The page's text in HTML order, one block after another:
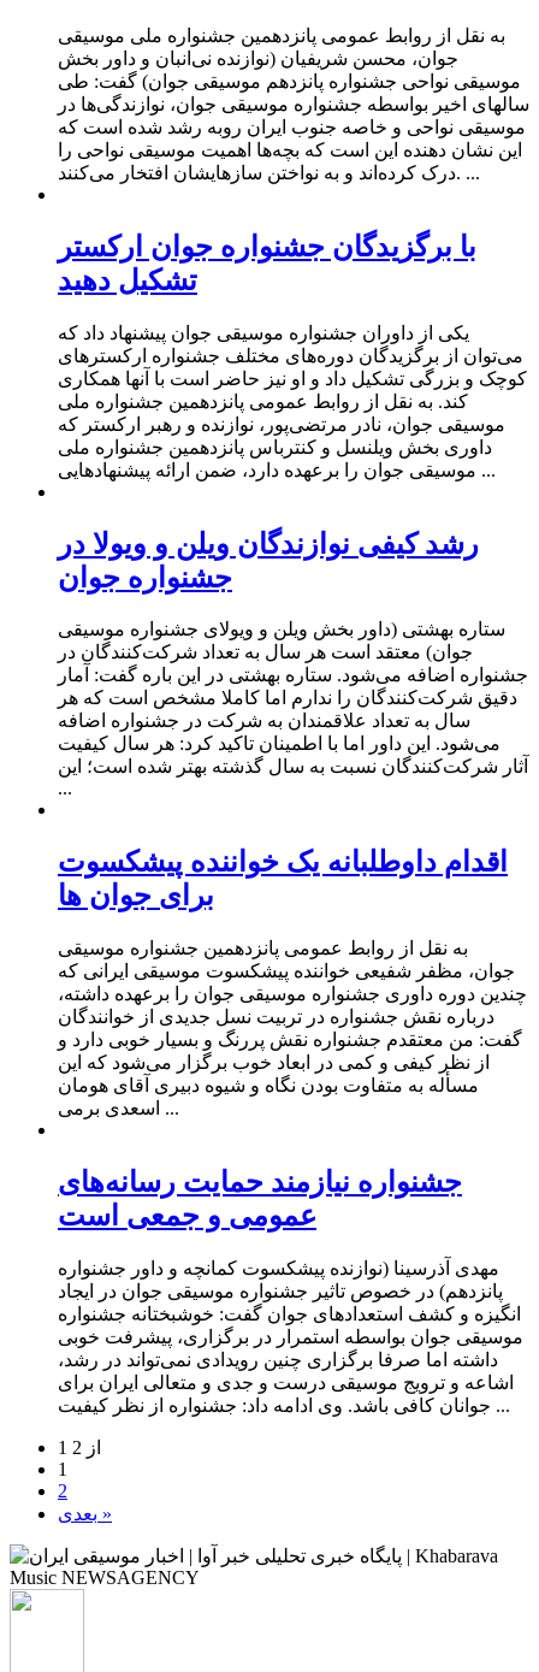
به نقل از روابط عمومی پانزدهمین جشنواره ملی موسیقی
جوان، محسن شریفیان (نوازنده نی‌انبان و داور بخش
موسیقی نواحی جشنواره پانزدهم موسیقی جوان) گفت: طی
سالهای اخیر بواسطه جشنواره موسیقی جوان، نوازندگی‌ها در
موسیقی نواحی و خاصه جنوب ایران روبه رشد شده است که
این نشان دهنده این است که بچه‌ها اهمیت موسیقی نواحی را
درک کرده‌اند و به نواختن سازهایشان افتخار می‌کنند. ...
با برگزیدگان جشنواره جوان ارکستر
تشکیل دهید
یکی از داوران جشنواره موسیقی جوان پیشنهاد داد که
می‌توان از برگزیدگان دوره‌های مختلف جشنواره ارکسترهای
کوچک و بزرگی تشکیل داد و او نیز حاضر است با آنها همکاری
کند. به نقل از روابط عمومی پانزدهمین جشنواره ملی
موسیقی جوان، نادر مرتضی‌پور، نوازنده و رهبر ارکستر که
داوری بخش ویلنسل و کنترباس پانزدهمین جشنواره ملی
موسیقی جوان را برعهده دارد، ضمن ارائه پیشنهادهایی ...
رشد کیفی نوازندگان ویلن و ویولا در
جشنواره جوان
ستاره بهشتی (داور بخش ویلن و ویولای جشنواره موسیقی
جوان) معتقد است هر سال به تعداد شرکت‌کنندگان در
جشنواره اضافه می‌شود. ستاره بهشتی در این باره گفت: آمار
دقیق شرکت‌کنندگان را ندارم اما کاملا مشخص است که هر
سال به تعداد علاقمندان به شرکت در جشنواره اضافه
می‌شود. این داور اما با اطمینان تاکید کرد: هر سال کیفیت
آثار شرکت‌کنندگان نسبت به سال گذشته بهتر شده است؛ این
...
اقدام داوطلبانه یک خواننده پیشکسوت
برای جوان ها
به نقل از روابط عمومی پانزدهمین جشنواره موسیقی
جوان، مظفر شفیعی خواننده پیشکسوت موسیقی ایرانی که
چندین دوره داوری جشنواره موسیقی جوان را برعهده داشته،
درباره نقش جشنواره در تربیت نسل جدیدی از خوانندگان
گفت: من معتقدم جشنواره نقش پررنگ و بسیار خوبی دارد و
از نظر کیفی و کمی در ابعاد خوب برگزار می‌شود که این
مسأله به متفاوت بودن نگاه و شیوه دبیری آقای هومان
اسعدی برمی ...
جشنواره نیازمند حمایت رسانه‌های
عمومی و جمعی است
مهدی آذرسینا (نوازنده پیشکسوت کمانچه و داور جشنواره
پانزدهم) در خصوص تاثیر جشنواره موسیقی جوان در ایجاد
انگیزه و کشف استعدادهای جوان گفت: خوشبختانه جشنواره
موسیقی جوان بواسطه استمرار در برگزاری، پیشرفت خوبی
داشته اما صرفا برگزاری چنین رویدادی نمی‌تواند در رشد،
اشاعه و ترویج موسیقی درست و جدی و متعالی ایران برای
جوانان کافی باشد. وی ادامه داد: جشنواره از نظر کیفیت ...
1 از 2
1
2
بعدی »